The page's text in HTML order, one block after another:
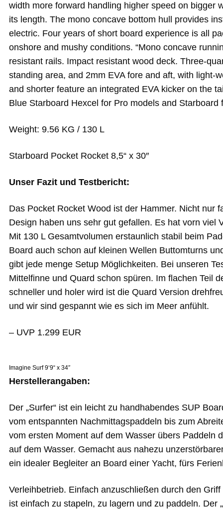
width more forward handling higher speed on bigger
its length. The mono concave bottom hull provides
electric. Four years of short board experience is all
onshore and mushy conditions. “Mono concave
resistant rails. Impact resistant wood deck. Three-
standing area, and 2mm EVA fore and aft, with light-
and shorter feature an integrated EVA kicker on the
Blue Starboard Hexcel for Pro models and Starboard
Weight: 9.56 KG / 130 L
Starboard Pocket Rocket 8,5“ x 30″
Unser Fazit und Testbericht:
Das Pocket Rocket Wood ist der Hammer. Nicht nur
Design haben uns sehr gut gefallen. Es hat vorn viel
Mit 130 L Gesamtvolumen erstaunlich stabil beim
Board auch schon auf kleinen Wellen Buttomturns
gibt jede menge Setup Möglichkeiten. Bei unseren
Mittelfinne und Quard schon spüren. Im flachen Teil
schneller und holer wird ist die Quard Version
und wir sind gespannt wie es sich im Meer anfühlt.
– UVP 1.299 EUR
Imagine Surf 9‘9“ x 34″
Herstellerangaben:
Der „Surfer“ ist ein leicht zu handhabendes SUP
vom entspannten Nachmittagspaddeln bis zum
vom ersten Moment auf dem Wasser übers Paddeln
auf dem Wasser. Gemacht aus nahezu
ein idealer Begleiter an Board einer Yacht, fürs
Verleihbetrieb. Einfach anzuschließen durch den
ist einfach zu stapeln, zu lagern und zu paddeln. Der